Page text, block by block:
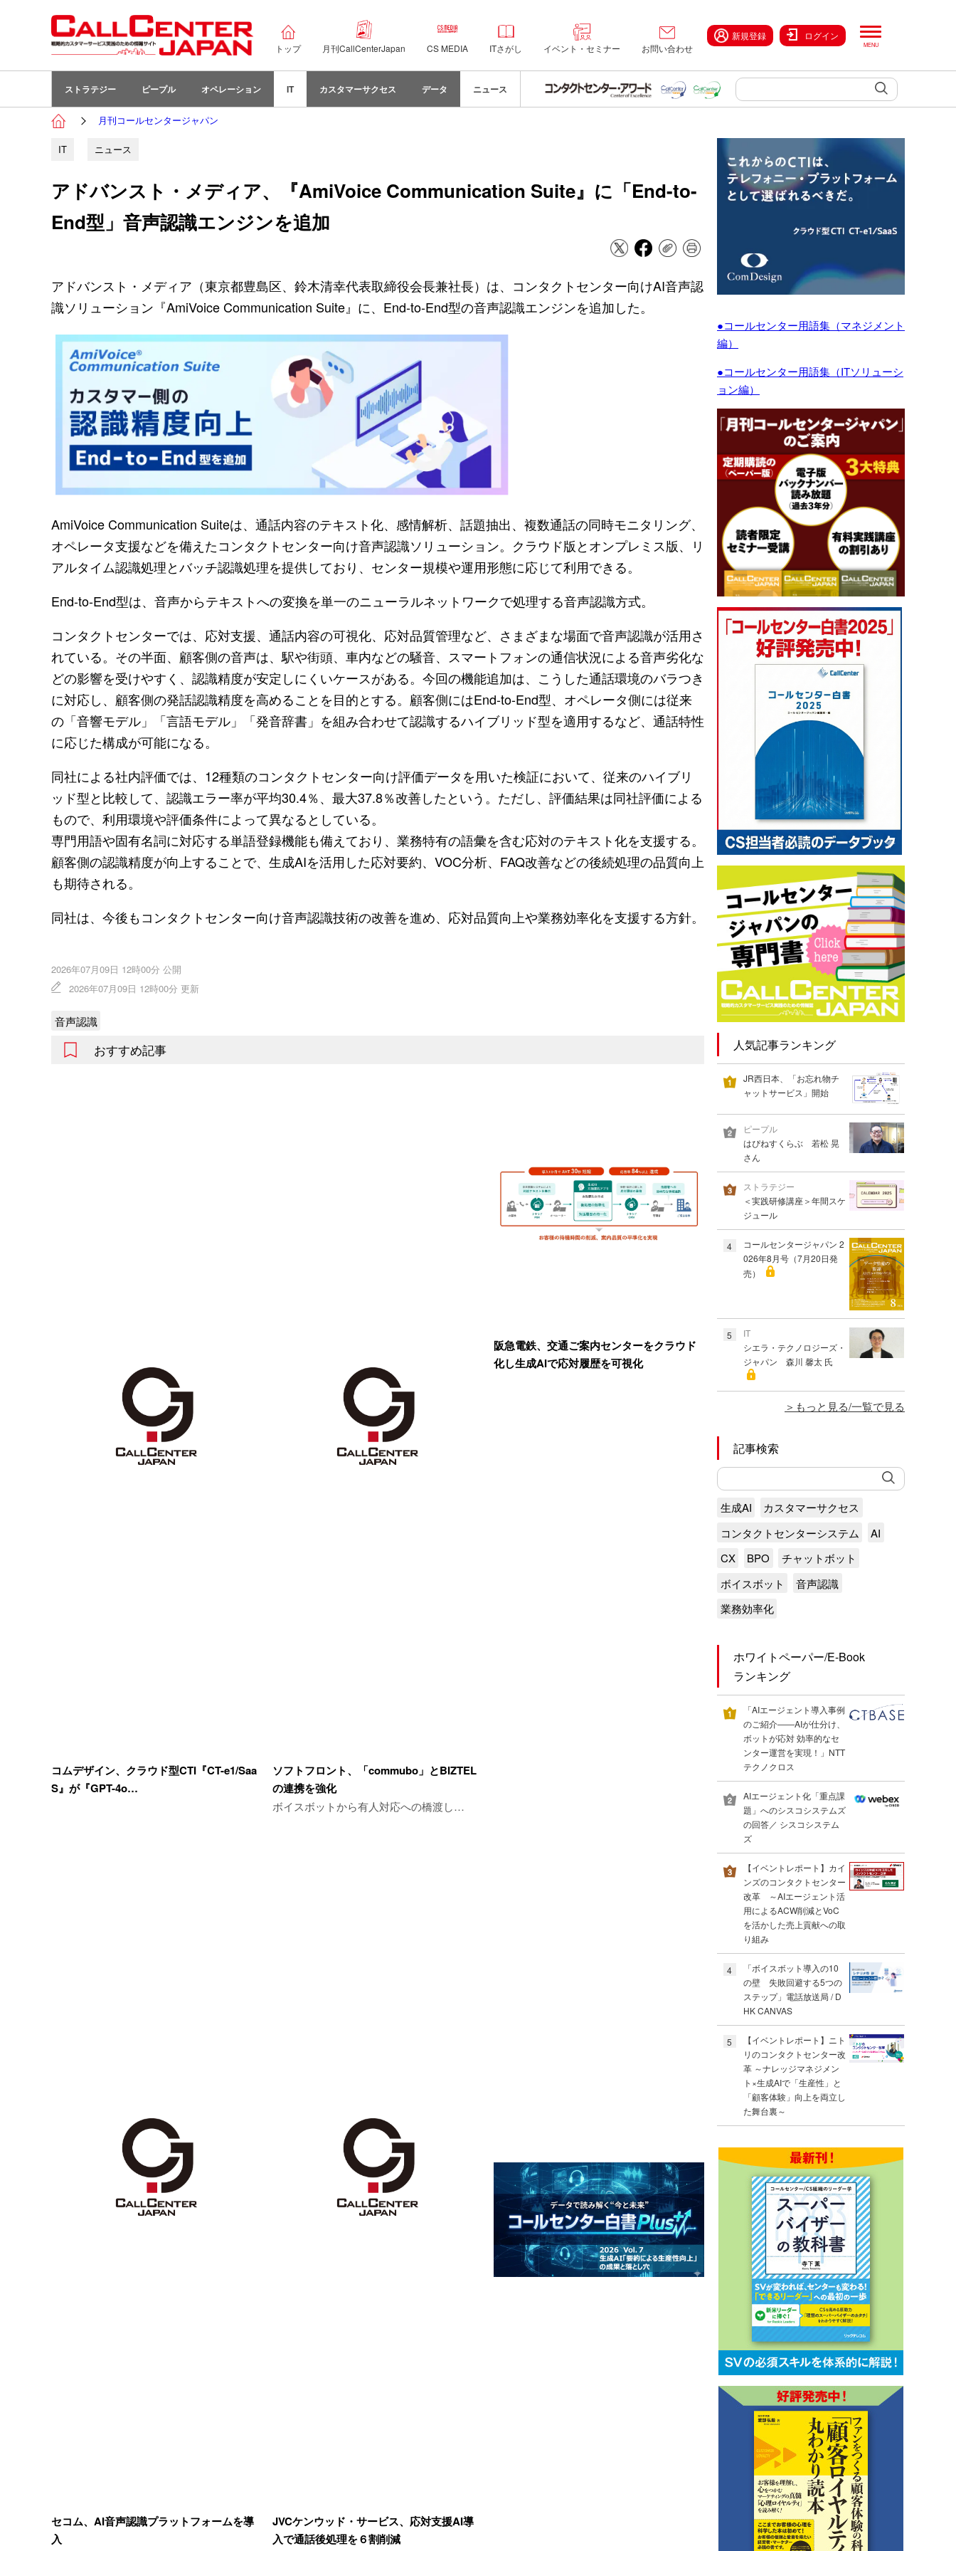
トップ 月刊CallCenterJapan CS MEDIA ITさがし イベント・セミナー お問い合わせ
新規登録 ログイン
ストラテジー ピープル オペレーション IT カスタマーサクセス データ ニュース
月刊コールセンタージャパン
IT ニュース
アドバンスト・メディア、『AmiVoice Communication Suite』に「End-to-
End型」音声認識エンジンを追加
アドバンスト・メディア（東京都豊島区、鈴木清幸代表取締役会長兼社長）は、コンタクトセンター向けAI音声認
識ソリューション『AmiVoice Communication Suite』に、End-to-End型の音声認識エンジンを追加した。
AmiVoice Communication Suiteは、通話内容のテキスト化、感情解析、話題抽出、複数通話の同時モニタリング、
オペレータ支援などを備えたコンタクトセンター向け音声認識ソリューション。クラウド版とオンプレミス版、リ
アルタイム認識処理とバッチ認識処理を提供しており、センター規模や運用形態に応じて利用できる。
End-to-End型は、音声からテキストへの変換を単一のニューラルネットワークで処理する音声認識方式。
コンタクトセンターでは、応対支援、通話内容の可視化、応対品質管理など、さまざまな場面で音声認識が活用さ
れている。その半面、顧客側の音声は、駅や街頭、車内などの騒音、スマートフォンの通信状況による音声劣化な
どの影響を受けやすく、認識精度が安定しにくいケースがある。今回の機能追加は、こうした通話環境のバラつき
に対応し、顧客側の発話認識精度を高めることを目的とする。顧客側にはEnd-to-End型、オペレータ側には従来
の「音響モデル」「言語モデル」「発音辞書」を組み合わせて認識するハイブリッド型を適用するなど、通話特性
に応じた構成が可能になる。
同社による社内評価では、12種類のコンタクトセンター向け評価データを用いた検証において、従来のハイブリ
ッド型と比較して、認識エラー率が平均30.4％、最大37.8％改善したという。ただし、評価結果は同社評価による
もので、利用環境や評価条件によって異なるとしている。
専門用語や固有名詞に対応する単語登録機能も備えており、業務特有の語彙を含む応対のテキスト化を支援する。
顧客側の認識精度が向上することで、生成AIを活用した応対要約、VOC分析、FAQ改善などの後続処理の品質向上
も期待される。
同社は、今後もコンタクトセンター向け音声認識技術の改善を進め、応対品質向上や業務効率化を支援する方針。
2026年07月09日 12時00分 公開
2026年07月09日 12時00分 更新
音声認識
おすすめ記事
コムデザイン、クラウド型CTI『CT-e1/Saa
S』が『GPT-4o…
ソフトフロント、「commubo」とBIZTEL
の連携を強化
ボイスボットから有人対応への橋渡し…
阪急電鉄、交通ご案内センターをクラウド
化し生成AIで応対履歴を可視化
セコム、AI音声認識プラットフォームを導
入
JVCケンウッド・サービス、応対支援AI導
入で通話後処理を６割削減
●コールセンター用語集（マネジメント
編）
●コールセンター用語集（ITソリューシ
ョン編）
人気記事ランキング
JR西日本、「お忘れ物チ
ャットサービス」開始
ピープル
はぴねすくらぶ 若松 晃
さん
ストラテジー
＜実践研修講座＞年間スケ
ジュール
4
コールセンタージャパン 2
026年8月号（7月20日発
売）
5
IT
シエラ・テクノロジーズ・
ジャパン 森川 馨太 氏
もっと見る/一覧で見る
記事検索
生成AI
カスタマーサクセス
コンタクトセンターシステム
AI
CX
BPO
チャットボット
ボイスボット
音声認識
業務効率化
ホワイトペーパー/E-Book
ランキング
「AIエージェント導入事例
のご紹介――AIが仕分け、
ボットが応対 効率的なセ
ンター運営を実現！」NTT
テクノクロス
AIエージェント化「重点課
題」へのシスコシステムズ
の回答／ シスコシステム
ズ
【イベントレポート】カイ
ンズのコンタクトセンター
改革 ～AIエージェント活
用によるACW削減とVoC
を活かした売上貢献への取
り組み
4
「ボイスボット導入の10
の壁 失敗回避する5つの
ステップ」電話放送局 / D
HK CANVAS
5
【イベントレポート】ニト
リのコンタクトセンター改
革 ～ナレッジマネジメン
ト×生成AIで「生産性」と
「顧客体験」向上を両立し
た舞台裏～